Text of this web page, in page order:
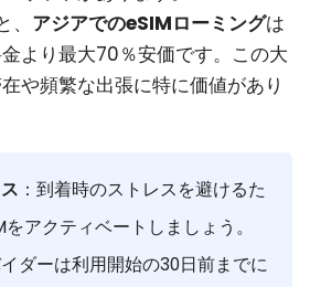
アジアでのeSIMローミングは
より最大70％安価です。この大
や頻繁な出張に特に価値があり
：到着時のストレスを避けるた
アクティベートしましょう。
ダーは利用開始の30日前までに